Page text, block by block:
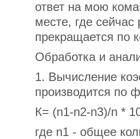
ответ на мою
месте, где
прекращается по
Обработка и
1. Вычисление
производится по
К= (n1-n2-n3)/n *
где n1 - общее